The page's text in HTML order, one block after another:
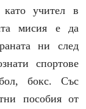
учител в
мисия е да
ни след
спортове
бокс. Със
пособия от